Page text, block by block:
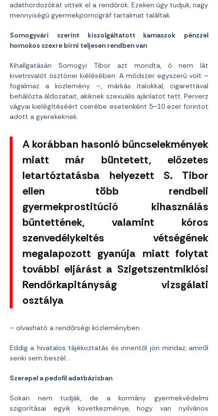
adathordozókat vittek el a rendőrök. Ezeken úgy tudjuk, nagy
mennyiségű gyermekpornográf tartalmat találtak.
Somogyvári szerint kiszolgáltatott kamaszok pénzzel
homokos szexre bírni teljesen rendben van
Kihallgatásán Somogyi Tibor azt mondta, ő nem lát
kivetnivalót ösztönei kiélésében. A módszer egyszerű volt –
fogalmaz a közlemény –, márkás italokkal, cigarettával
behálózta áldozatait, akiknek szexuális ajánlatot tett. Perverz
vágyai kielégítéséért cserébe esetenként 5–10 ezer forintot
adott a gyerekeknek.
A korábban hasonló bűncselekmények
miatt már büntetett, előzetes
letartóztatásba helyezett S. Tibor
ellen több rendbeli
gyermekprostitúció kihasználás
bűntettének, valamint kóros
szenvedélykeltés vétségének
megalapozott gyanúja miatt folytat
további eljárást a Szigetszentmiklósi
Rendőrkapitányság vizsgálati
osztálya
– olvasható a rendőrségi közleményben.
Eddig a hivatalos tájékoztatás és innentől jön mindaz, amiről
senki sem beszél…
Szerepel a pedofil adatbázisban
Sokan nem tudják, de a kormány gyermekvédelmi
szigorításai egyik következménye, hogy van nyilvános